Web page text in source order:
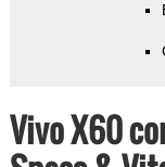
Vivo X60